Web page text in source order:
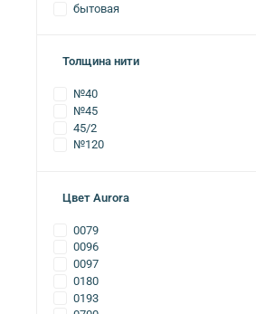
бытовая
Толщина нити
№40
№45
45/2
№120
Цвет Aurora
0079
0096
0097
0180
0193